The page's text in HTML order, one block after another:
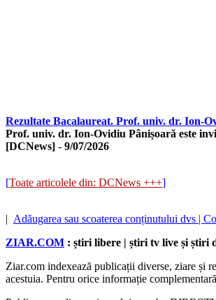
Rezultate Bacalaureat. Prof. univ. dr. Ion-
Prof. univ. dr. Ion-Ovidiu Pânișoară este
[DCNews] - 9/07/2026
[Toate articolele din: DCNews +++]
| Adăugarea sau scoaterea conținutului dvs |
ZIAR.COM : știri libere | știri tv live și știri
Ziar.com indexează publicații diverse, ziare și
acestuia. Pentru orice informație